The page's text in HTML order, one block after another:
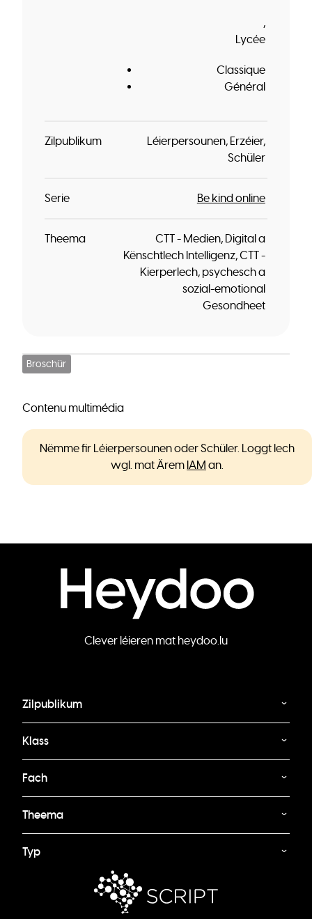
Lycée
Classique
Général
Zilpublikum Léierpersounen Erzéier
Schüler
Serie Be kind online
Theema
CTT - Medien, Digital a
Kënschtlech Intelligenz CTT -
Kierperlech, psychesch a
sozial-emotional
Gesondheet
Broschür
Contenu multimédia
Nëmme fir Léierpersounen oder Schüler. Loggt Iech
wgl. mat Ärem IAM an.
Clever léieren mat heydoo.lu
Zilpublikum
Klass
Fach
Theema
Typ